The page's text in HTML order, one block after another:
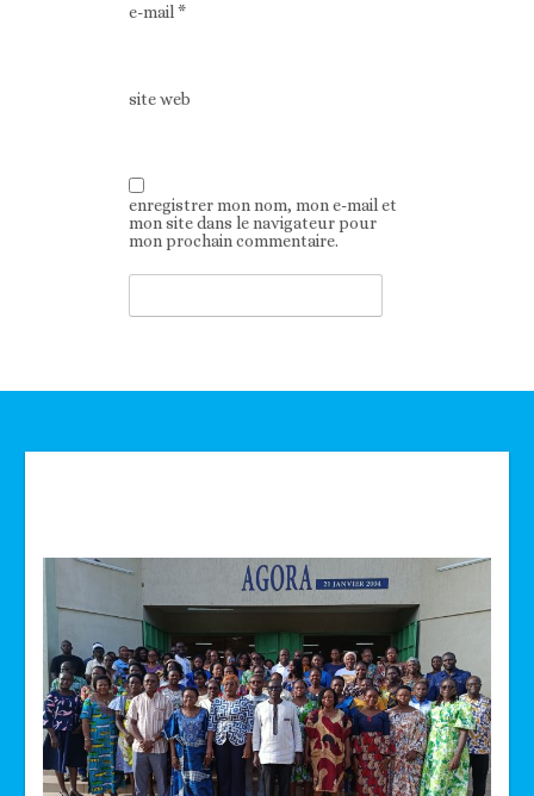
e-mail*
site web
enregistrer mon nom, mon e-mail et
mon site dans le navigateur pour
mon prochain commentaire.